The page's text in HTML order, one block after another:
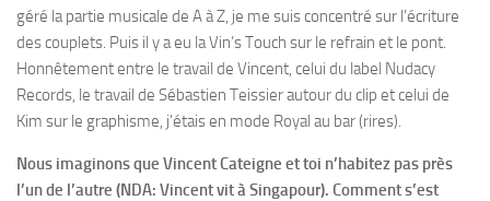
géré la partie musicale de A à Z, je me suis concentré sur l’écriture
des couplets. Puis il y a eu la Vin’s Touch sur le refrain et le pont.
Honnêtement entre le travail de Vincent, celui du label Nudacy
Records, le travail de Sébastien Teissierautour du clip et celui de
Kim sur le graphisme, j’étais en mode Royal au bar (rires).
Nous imaginons que Vincent Cateigne et toi n’habitez pas près
l’un de l’autre (NDA: Vincent vit à Singapour). Comment s’est